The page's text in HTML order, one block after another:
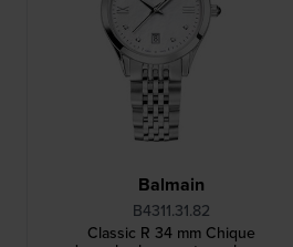
Balmain
B4311.31.82
Classic R 34 mm Chique